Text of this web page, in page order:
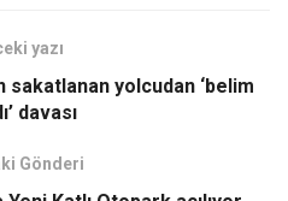
yazı
sakatlanan yolcudan ‘belim
davası
Gönderi